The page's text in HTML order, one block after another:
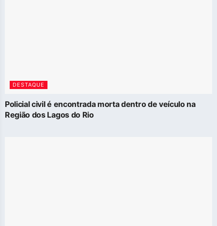
DESTAQUE
Policial civil é encontrada morta dentro de veículo na
Região dos Lagos do Rio